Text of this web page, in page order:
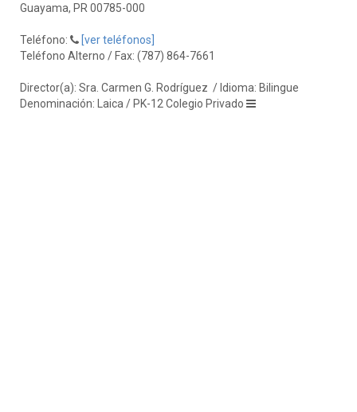
Guayama, PR 00785-000
Teléfono:
[ver teléfonos]
Teléfono Alterno / Fax: (787) 864-7661
Director(a): Sra. Carmen G. Rodríguez / Idioma: Bilingue
Denominación: Laica / PK-12 Colegio Privado